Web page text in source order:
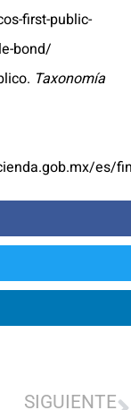
first-public-
bond/
Taxonomía
es/
SIGUIENTE